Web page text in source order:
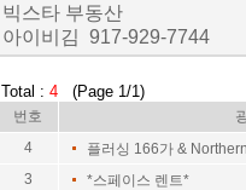
빅스타 부동산
아이비김 917-929-7744
Total : 4 (Page 1/1)
번호
4
플러싱 166가 &
3
*스페이스 렌트*